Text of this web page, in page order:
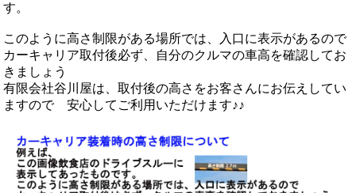
す。
このように高さ制限がある場所では、入口に表示があるので
カーキャリア取付後必ず、自分のクルマの車高を確認してお
きましょう
有限会社谷川屋は、取付後の高さをお客さんにお伝えしてい
ますので 安心してご利用いただけます♪♪